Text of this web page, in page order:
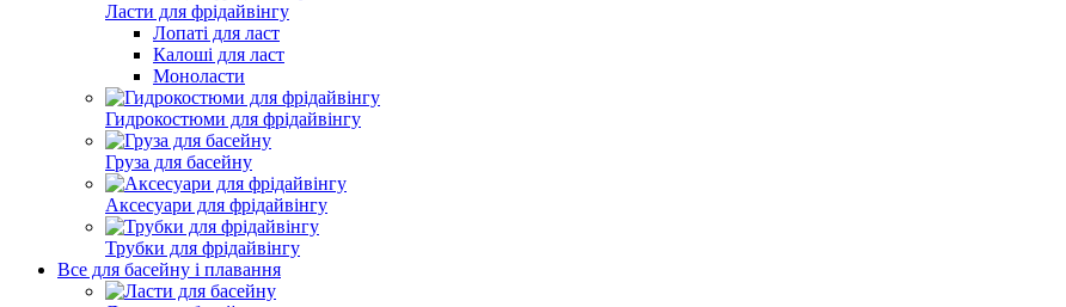
Ласти для фрідайвінгу
Лопаті для ласт
Калоші для ласт
Моноласти
Гидрокостюми для фрідайвінгу
Груза для басейну
Аксесуари для фрідайвінгу
Трубки для фрідайвінгу
Все для басейну і плавання